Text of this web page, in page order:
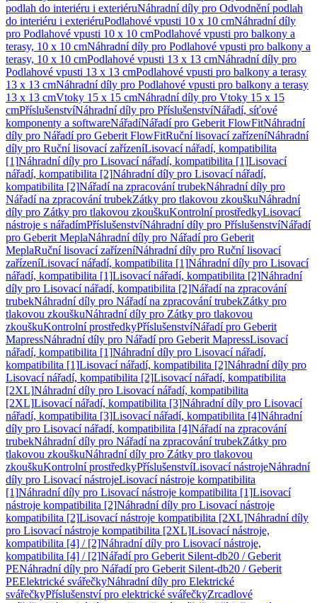
podlah do interiéru i exteriéruNáhradní díly pro Odvodnění podlah
do interiéru i exteriéruPodlahové vpusti 10 x 10 cmNáhradní díly
pro Podlahové vpusti 10 x 10 cmPodlahové vpusti pro balkony a
terasy, 10 x 10 cmNáhradní díly pro Podlahové vpusti pro balkony a
terasy, 10 x 10 cmPodlahové vpusti 13 x 13 cmNáhradní díly pro
Podlahové vpusti 13 x 13 cmPodlahové vpusti pro balkony a terasy
13 x 13 cmNáhradní díly pro Podlahové vpusti pro balkony a terasy
13 x 13 cmVtoky 15 x 15 cmNáhradní díly pro Vtoky 15 x 15
cmPříslušenstvíNáhradní díly pro PříslušenstvíNářadí, síťové
komponenty a softwareNářadíNářadí pro Geberit FlowFitNáhradní
díly pro Nářadí pro Geberit FlowFitRuční lisovací zařízeníNáhradní
díly pro Ruční lisovací zařízeníLisovací nářadí, kompatibilita
[1]Náhradní díly pro Lisovací nářadí, kompatibilita [1]Lisovací
nářadí, kompatibilita [2]Náhradní díly pro Lisovací nářadí,
kompatibilita [2]Nářadí na zpracování trubekNáhradní díly pro
Nářadí na zpracování trubekZátky pro tlakovou zkouškuNáhradní
díly pro Zátky pro tlakovou zkouškuKontrolní prostředkyLisovací
nástroje s nářadímPříslušenstvíNáhradní díly pro PříslušenstvíNářadí
pro Geberit MeplaNáhradní díly pro Nářadí pro Geberit
MeplaRuční lisovací zařízeníNáhradní díly pro Ruční lisovací
zařízeníLisovací nářadí, kompatibilita [1]Náhradní díly pro Lisovací
nářadí, kompatibilita [1]Lisovací nářadí, kompatibilita [2]Náhradní
díly pro Lisovací nářadí, kompatibilita [2]Nářadí na zpracování
trubekNáhradní díly pro Nářadí na zpracování trubekZátky pro
tlakovou zkouškuNáhradní díly pro Zátky pro tlakovou
zkouškuKontrolní prostředkyPříslušenstvíNářadí pro Geberit
MapressNáhradní díly pro Nářadí pro Geberit MapressLisovací
nářadí, kompatibilita [1]Náhradní díly pro Lisovací nářadí,
kompatibilita [1]Lisovací nářadí, kompatibilita [2]Náhradní díly pro
Lisovací nářadí, kompatibilita [2]Lisovací nářadí, kompatibilita
[2XL]Náhradní díly pro Lisovací nářadí, kompatibilita
[2XL]Lisovací nářadí, kompatibilita [3]Náhradní díly pro Lisovací
nářadí, kompatibilita [3]Lisovací nářadí, kompatibilita [4]Náhradní
díly pro Lisovací nářadí, kompatibilita [4]Nářadí na zpracování
trubekNáhradní díly pro Nářadí na zpracování trubekZátky pro
tlakovou zkouškuNáhradní díly pro Zátky pro tlakovou
zkouškuKontrolní prostředkyPříslušenstvíLisovací nástrojeNáhradní
díly pro Lisovací nástrojeLisovací nástroje kompatibilita
[1]Náhradní díly pro Lisovací nástroje kompatibilita [1]Lisovací
nástroje kompatibilita [2]Náhradní díly pro Lisovací nástroje
kompatibilita [2]Lisovací nástroje kompatibilita [2XL]Náhradní díly
pro Lisovací nástroje kompatibilita [2XL]Lisovací nástroje,
kompatibilita [4] / [2]Náhradní díly pro Lisovací nástroje,
kompatibilita [4] / [2]Nářadí pro Geberit Silent-db20 / Geberit
PENáhradní díly pro Nářadí pro Geberit Silent-db20 / Geberit
PEElektrické svářečkyNáhradní díly pro Elektrické
svářečkyPříslušenství pro elektrické svářečkyZrcadlové